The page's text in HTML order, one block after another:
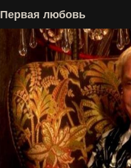
Первая любовь